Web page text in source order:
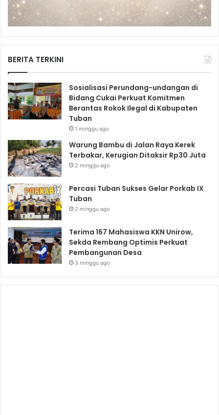
BERITA TERKINI
Sosialisasi Perundang-undangan di
Bidang Cukai Perkuat Komitmen
Berantas Rokok Ilegal di Kabupaten
Tuban
1 minggu ago
Warung Bambu di Jalan Raya Kerek
Terbakar, Kerugian Ditaksir Rp30 Juta
2 minggu ago
Percasi Tuban Sukses Gelar Porkab IX
Tuban
2 minggu ago
Terima 167 Mahasiswa KKN Unirow,
Sekda Rembang Optimis Perkuat
Pembangunan Desa
3 minggu ago